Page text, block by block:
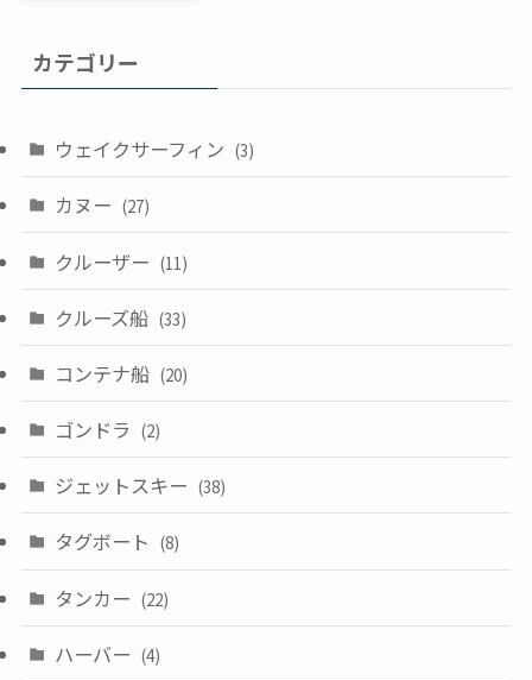
カテゴリー
ウェイクサーフィン (3)
カヌー (27)
クルーザー (11)
クルーズ船 (33)
コンテナ船 (20)
ゴンドラ (2)
ジェットスキー (38)
タグボート (8)
タンカー (22)
ハーバー (4)